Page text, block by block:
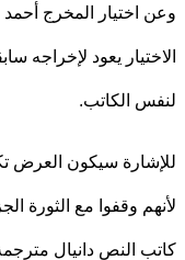
اختيار المخرج أحمد
الكاتب.
سيكون العرض
وقفوا مع الثورة
النص دانيال مترجمة